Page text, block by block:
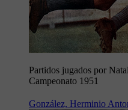
Partidos jugados por
Campeonato 1951
González, Herminio